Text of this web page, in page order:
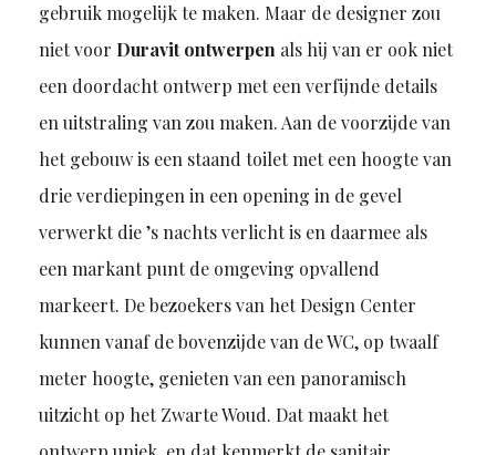
gebruik mogelijk te maken. Maar de designer zou
niet voor Duravit ontwerpenals hij van er ook niet
een doordacht ontwerp met een verfijnde details
en uitstraling van zou maken. Aan de voorzijde van
het gebouw is een staand toilet met een hoogte van
drie verdiepingen in een opening in de gevel
verwerkt die ’s nachts verlicht is en daarmee als
een markant punt de omgeving opvallend
markeert. De bezoekers van het Design Center
kunnen vanaf de bovenzijde van de WC, op twaalf
meter hoogte, genieten van een panoramisch
uitzicht op het Zwarte Woud. Dat maakt het